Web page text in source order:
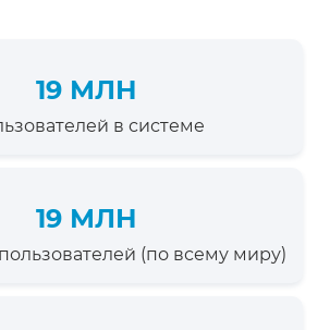
19 МЛН
в системе
19 МЛН
(по всему миру)